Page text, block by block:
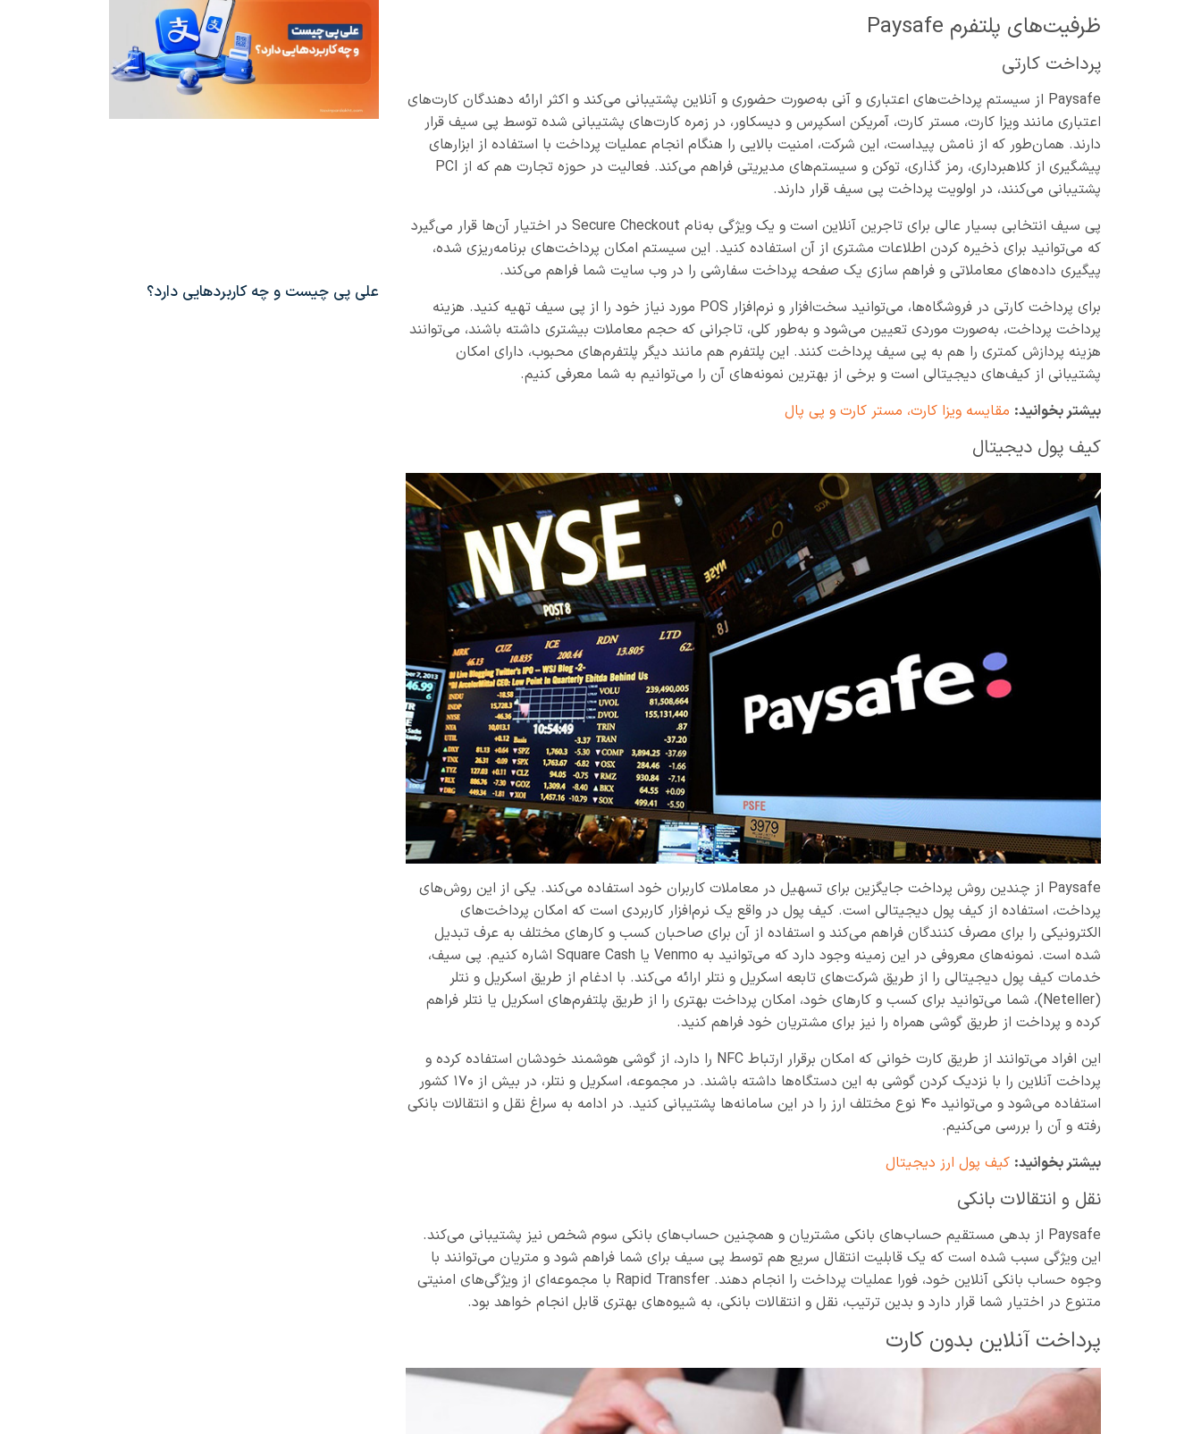
ظرفیت‌های پلتفرم Paysafe
پرداخت کارتی
Paysafe از سیستم پرداخت‌های اعتباری و آنی به‌صورت حضوری و آنلاین پشتیبانی می‌کند و اکثر ارائه دهندگان کارت‌های
اعتباری مانند ویزا کارت، مستر کارت، آمریکن اسکپرس و دیسکاور، در زمره کارت‌های پشتیبانی شده توسط پی سیف قرار
دارند. همان‌طور که از نامش پیداست، این شرکت، امنیت بالایی را هنگام انجام عملیات پرداخت با استفاده از ابزارهای
پیشگیری از کلاهبرداری، رمز گذاری، توکن و سیستم‌های مدیریتی فراهم می‌کند. فعالیت در حوزه تجارت هم که از PCI
پشتیبانی می‌کنند، در اولویت پرداخت پی سیف قرار دارند.
پی سیف انتخابی بسیار عالی برای تاجرین آنلاین است و یک ویژگی به‌نام Secure Checkout در اختیار آن‌ها قرار می‌گیرد
که می‌توانید برای ذخیره کردن اطلاعات مشتری از آن استفاده کنید. این سیستم امکان پرداخت‌های برنامه‌ریزی شده،
پیگیری داده‌های معاملاتی و فراهم سازی یک صفحه پرداخت سفارشی را در وب سایت شما فراهم می‌کند.
برای پرداخت کارتی در فروشگاه‌ها، می‌توانید سخت‌افزار و نرم‌افزار POS مورد نیاز خود را از پی سیف تهیه کنید. هزینه
پرداخت پرداخت، به‌صورت موردی تعیین می‌شود و به‌طور کلی، تاجرانی که حجم معاملات بیشتری داشته باشند، می‌توانند
هزینه پردازش کمتری را هم به پی سیف پرداخت کنند. این پلتفرم هم مانند دیگر پلتفرم‌های محبوب، دارای امکان
پشتیبانی از کیف‌های دیجیتالی است و برخی از بهترین نمونه‌های آن را می‌توانیم به شما معرفی کنیم.
بیشتر بخوانید: مقایسه ویزا کارت، مستر کارت و پی پال
کیف پول دیجیتال
Paysafe از چندین روش پرداخت جایگزین برای تسهیل در معاملات کاربران خود استفاده می‌کند. یکی از این روش‌های
پرداخت، استفاده از کیف پول دیجیتالی است. کیف پول در واقع یک نرم‌افزار کاربردی است که امکان پرداخت‌های
الکترونیکی را برای مصرف کنندگان فراهم می‌کند و استفاده از آن برای صاحبان کسب و کارهای مختلف به عرف تبدیل
شده است. نمونه‌های معروفی در این زمینه وجود دارد که می‌توانید به Venmo یا Square Cash اشاره کنیم. پی سیف،
خدمات کیف پول دیجیتالی را از طریق شرکت‌های تابعه اسکریل و نتلر ارائه می‌کند. با ادغام از طریق اسکریل و نتلر
(Neteller)، شما می‌توانید برای کسب و کارهای خود، امکان پرداخت بهتری را از طریق پلتفرم‌های اسکریل یا نتلر فراهم
کرده و پرداخت از طریق گوشی همراه را نیز برای مشتریان خود فراهم کنید.
این افراد می‌توانند از طریق کارت خوانی که امکان برقرار ارتباط NFC‌ را دارد، از گوشی هوشمند خودشان استفاده کرده و
پرداخت آنلاین را با نزدیک کردن گوشی به این دستگاه‌ها داشته باشند. در مجموعه، اسکریل و نتلر، در بیش از ۱۷۰ کشور
استفاده می‌شود و می‌توانید ۴۰ نوع مختلف ارز را در این سامانه‌ها پشتیبانی کنید. در ادامه به سراغ نقل و انتقالات بانکی
رفته و آن را بررسی می‌کنیم.
بیشتر بخوانید: کیف پول ارز دیجیتال
نقل و انتقالات بانکی
Paysafe از بدهی مستقیم حساب‌های بانکی مشتریان و همچنین حساب‌های بانکی سوم شخص نیز پشتیبانی می‌کند.
این ویژگی سبب شده است که یک قابلیت انتقال سریع هم توسط پی سیف برای شما فراهم شود و متریان می‌توانند با
وجوه حساب بانکی آنلاین خود، فورا عملیات پرداخت را انجام دهند. Rapid Transfer با مجموعه‌ای از ویژگی‌های امنیتی
متنوع در اختیار شما قرار دارد و بدین ترتیب، نقل و انتقالات بانکی، به شیوه‌های بهتری قابل انجام خواهد بود.
پرداخت آنلاین بدون کارت
علی پی چیست و چه کاربردهایی دارد؟